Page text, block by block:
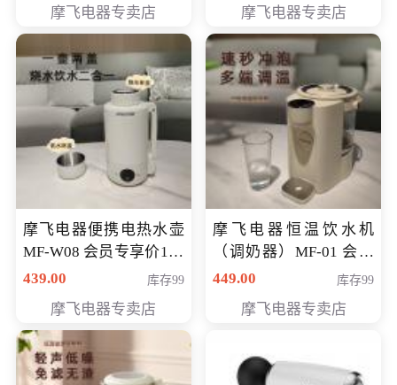
摩飞电器专卖店 摩飞电器专卖店
摩飞电器便携电热水壶
MF-W08 会员专享价198
元
439.00 库存99
摩飞电器专卖店
摩飞电器恒温饮水机
（调奶器）MF-01 会员
专享价366元
449.00 库存99
摩飞电器专卖店